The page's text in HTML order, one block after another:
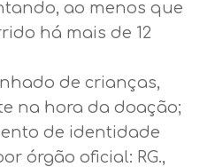
ao menos que
há mais de 12
de crianças,
na hora da doação;
de identidade
órgão oficial: RG.,